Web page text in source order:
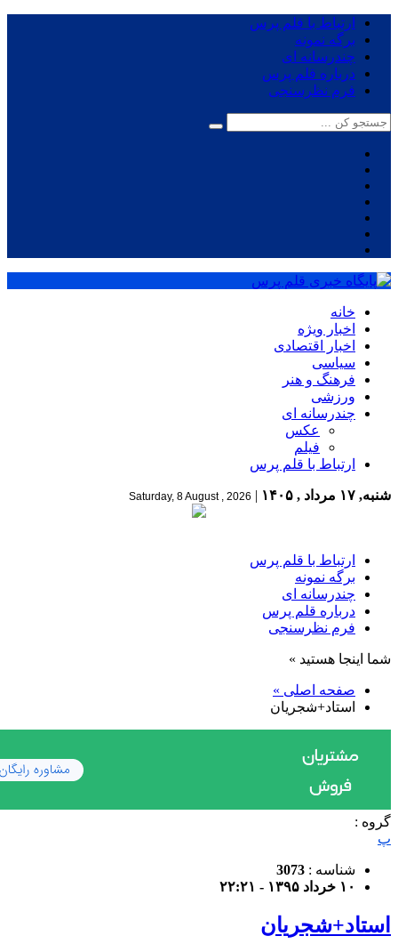
ارتباط با قلم پرس
برگه نمونه
چندرسانه ای
درباره قلم پرس
فرم نظرسنجی
خانه
اخبار ویژه
اخبار اقتصادی
سیاسی
فرهنگ و هنر
ورزشی
چندرسانه ای
عکس
فیلم
ارتباط با قلم پرس
شنبه, ۱۷ مرداد , ۱۴۰۵ |
Saturday, 8 August , 2026
ارتباط با قلم پرس
برگه نمونه
چندرسانه ای
درباره قلم پرس
فرم نظرسنجی
شما اینجا هستید »
صفحه اصلی »
استاد+شجریان
گروه :
پ
شناسه : 3073
۱۰ خرداد ۱۳۹۵ - ۲۲:۲۱
استاد+شجریان